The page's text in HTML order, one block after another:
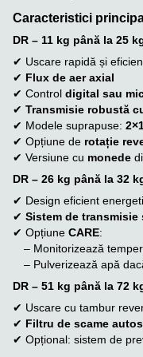
Caracteristici
DR – 11 kg până la 25
✔ Uscare rapidă și
✔ Flux de aer axial
✔ Control digital sau
✔ Transmisie robustă
✔ Modele suprapuse:
✔ Opțiune de rotație
✔ Versiune cu monede
DR – 26 kg până la 32
✔ Design eficient
✔ Sistem de
✔ Opțiune CARE:
– Monitorizează
– Pulverizează apă
DR – 51 kg până la 72
✔ Uscare cu tambur
✔ Filtru de scame
✔ Opțional: sistem de